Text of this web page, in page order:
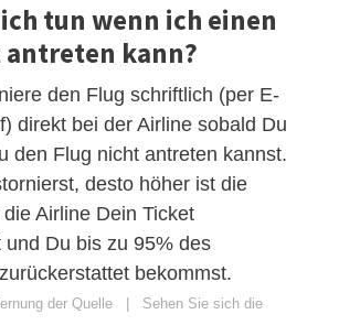
ich tun wenn ich einen
kann?
den Flug schriftlich (per E-
direkt bei der Airline sobald Du
den Flug nicht antreten kannst.
desto höher ist die
Airline Dein Ticket
und Du bis zu 95% des
bekommst.
der Quelle | Sehen Sie sich die